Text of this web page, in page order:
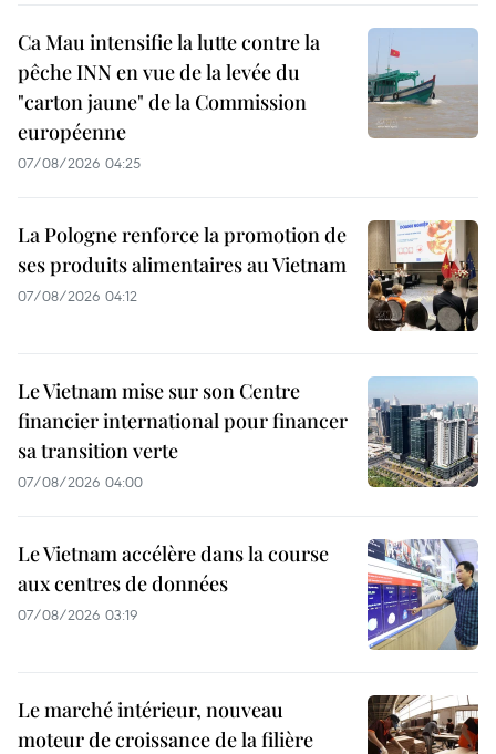
Ca Mau intensifie la lutte contre la
pêche INN en vue de la levée du
"carton jaune" de la Commission
européenne
07/08/2026 04:25
La Pologne renforce la promotion de
ses produits alimentaires au Vietnam
07/08/2026 04:12
Le Vietnam mise sur son Centre
financier international pour financer
sa transition verte
07/08/2026 04:00
Le Vietnam accélère dans la course
aux centres de données
07/08/2026 03:19
Le marché intérieur, nouveau
moteur de croissance de la filière